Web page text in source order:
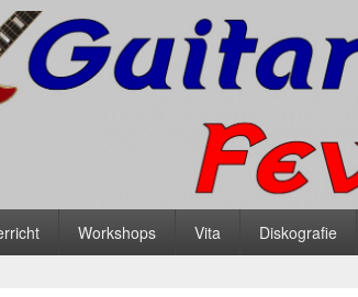
Die
für Gitarre Bass und andere Saiteninstrumente
Workshops Vita Diskografie